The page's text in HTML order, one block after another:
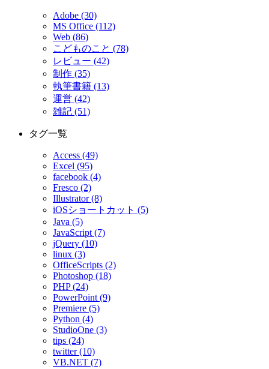
Adobe (30)
MS Office (112)
Web (86)
こどものこと (78)
レビュー (42)
制作 (35)
執筆書籍 (13)
運営 (42)
雑記 (51)
タグ一覧
Access (49)
Excel (95)
facebook (4)
Fresco (2)
Illustrator (8)
iOSショートカット (5)
Java (5)
JavaScript (7)
jQuery (10)
linux (3)
OfficeScripts (2)
Photoshop (18)
PHP (24)
PowerPoint (9)
Premiere (5)
Python (4)
StudioOne (3)
tips (24)
twitter (10)
VB.NET (7)